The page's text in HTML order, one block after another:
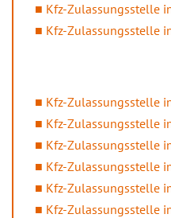
Kfz-Zulassungsstelle
Kfz-Zulassungsstelle
Kfz-Zulassungsstelle
Kfz-Zulassungsstelle
Kfz-Zulassungsstelle
Kfz-Zulassungsstelle
Kfz-Zulassungsstelle
Kfz-Zulassungsstelle